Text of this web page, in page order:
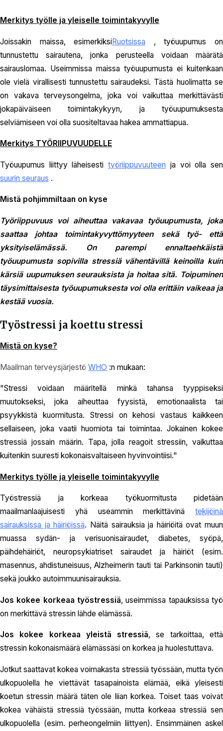
Merkitys työlle ja yleiselle toimintakyvylle
Joissakin maissa, esimerkiksiRuotsissa
, työuupumus on
tunnustettu sairautena, jonka perusteella voidaan määrätä
sairauslomaa. Useimmissa maissa työuupumusta ei kuitenkaan
ole vielä virallisesti tunnustettu sairaudeksi. Tästä huolimatta se
on vakava terveysongelma, joka voi vaikuttaa merkittävästi
jokapäiväiseen toimintakykyyn, ja työuupumuksesta
selviämiseen voi olla suositeltavaa hakea ammattiapua.
Merkitys TYÖRIIPUVUUDELLE
Työuupumus liittyy läheisestityöriippuvuuteen ja voi olla sen
suurin seuraus .
Mistä pohjimmiltaan on kyse
Työriippuvuus voi aiheuttaa vakavaa työuupumusta, joka
saattaa johtaa toimintakyvyttömyyteen sekä työ- että
yksityiselämässä. On parempi ennaltaehkäistä
työuupumusta sopivilla stressiä vähentävillä keinoilla kuin
kärsiä uupumuksen seurauksista ja hoitaa sitä. Toipuminen
täysimittaisesta työuupumuksesta voi olla erittäin vaikeaa ja
kestää vuosia.
Työstressi ja koettu stressi
Mistä on kyse?
Maailman terveysjärjestö WHO :n mukaan:
"Stressi voidaan määritellä minkä tahansa tyyppiseksi
muutokseksi, joka aiheuttaa fyysistä, emotionaalista tai
psyykkistä kuormitusta. Stressi on kehosi vastaus kaikkeen
sellaiseen, joka vaatii huomiota tai toimintaa. Jokainen kokee
stressiä jossain määrin. Tapa, jolla reagoit stressiin, vaikuttaa
kuitenkin suuresti kokonaisvaltaiseen hyvinvointiisi."
Merkitys työlle ja yleiselle toimintakyvylle
Työstressiä ja korkeaa työkuormitusta pidetään
maailmanlaajuisesti yhä useammin merkittävinä tekijöinä
sairauksissa ja häiriöissä. Näitä sairauksia ja häiriöitä ovat muun
muassa sydän- ja verisuonisairaudet, diabetes, syöpä,
päihdehäiriöt, neuropsykiatriset sairaudet ja häiriöt (esim.
masennus, ahdistuneisuus, Alzheimerin tauti tai Parkinsonin tauti)
sekä joukko autoimmuunisairauksia.
Jos kokee korkeaa työstressiä, useimmissa tapauksissa työ
on merkittävä stressin lähde elämässä.
Jos kokee korkeaa yleistä stressiä, se tarkoittaa, että
stressin kokonaismäärä elämässäsi on korkea ja huolestuttava.
Jotkut saattavat kokea voimakasta stressiä työssään, mutta työn
ulkopuolella he viettävät tasapainoista elämää, eikä yleisesti
koetun stressin määrä täten ole liian korkea. Toiset taas voivat
kokea vähäistä stressiä työssään, mutta korkeaa stressiä sen
ulkopuolella (esim. perheongelmiin liittyen). Ensimmäinen askel